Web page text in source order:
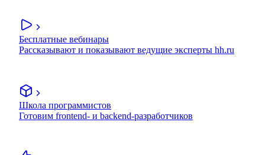
Бесплатные вебинары
Рассказывают и показывают ведущие эксперты hh.ru
Школа программистов
Готовим frontend- и backend-разработчиков